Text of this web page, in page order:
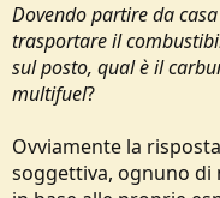
Dovendo partire da
trasportare il
sul posto, qual è il
multifuel?
Ovviamente la
soggettiva, ognuno di